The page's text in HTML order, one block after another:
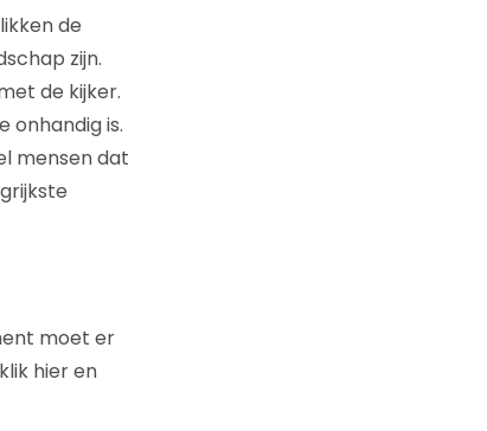
de
zijn.
de kijker.
onhandig is.
mensen dat
moet er
hier en